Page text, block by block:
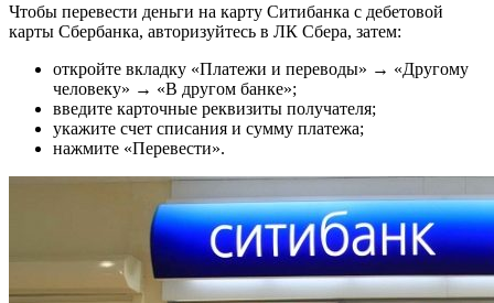
Чтобы перевести деньги на карту Ситибанка с дебетовой
карты Сбербанка, авторизуйтесь в ЛК Сбера, затем:
откройте вкладку «Платежи и переводы» → «Другому
человеку» → «В другом банке»;
введите карточные реквизиты получателя;
укажите счет списания и сумму платежа;
нажмите «Перевести».